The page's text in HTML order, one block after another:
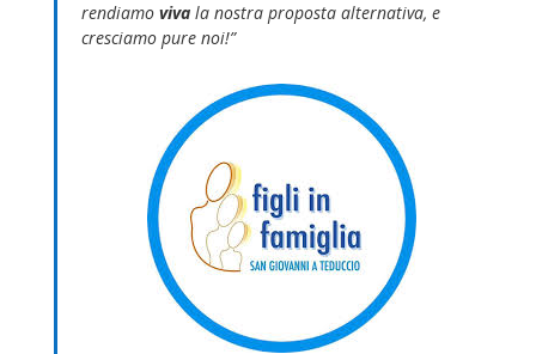
rendiamo vivala nostra proposta alternativa, e
cresciamo pure noi!”